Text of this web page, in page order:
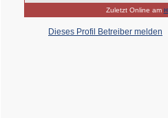
Zuletzt Online am
Dieses Profil Betreiber melden